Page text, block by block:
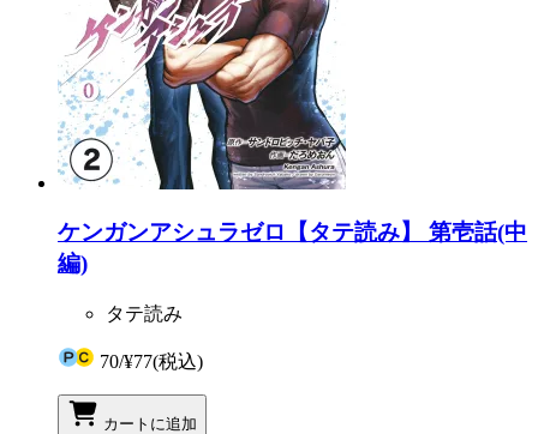
ケンガンアシュラゼロ【タテ読み】 第壱話(中
編)
タテ読み
70/¥77(税込)
カートに追加